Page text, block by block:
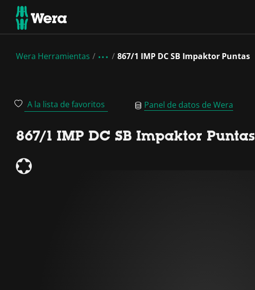
Wera Herramientas 867/1 IMP DC SB Impaktor Puntas
A la lista de favoritos Panel de datos de Wera
867/1 IMP DC SB Impaktor Puntas